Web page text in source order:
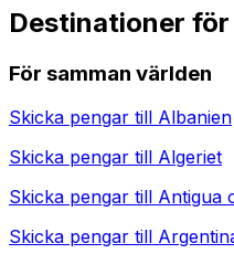
Destinationer
För samman världen
Skicka pengar till Albanien
Skicka pengar till Algeriet
Skicka pengar till Antigua
Skicka pengar till